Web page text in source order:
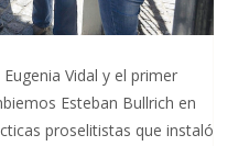
Vidal y el primer
Esteban Bullrich en
proselitistas que instaló